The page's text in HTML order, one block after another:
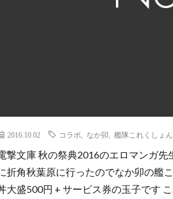
2016.10.02 コラボ なか卯 艦隊これくしょ
撃文庫 秋の祭典2016のエロマンガ
折角秋葉原に行ったのでなか卯の艦
大盛500円 + サービス券の玉子です